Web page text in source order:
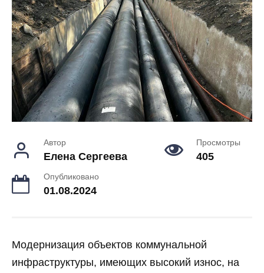
Автор
Елена Сергеева
Просмотры
405
Опубликовано
01.08.2024
Модернизация объектов коммунальной
инфраструктуры, имеющих высокий износ, на